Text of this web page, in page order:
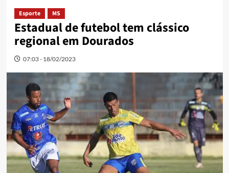
Esporte MS
Estadual de futebol tem clássico
regional em Dourados
07:03 - 18/02/2023